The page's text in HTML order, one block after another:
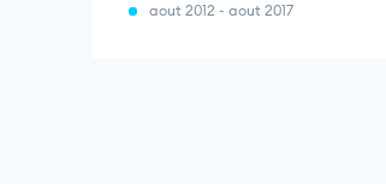
aout 2012 - aout 2017